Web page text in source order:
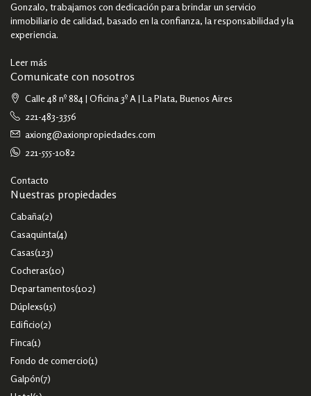
Gonzalo, trabajamos con dedicación para brindar un servicio
inmobiliario de calidad, basado en la confianza, la responsabilidad y la
experiencia.
Leer más
Comunicate con nosotros
Calle 48 nº 884 | Oficina 3º A | La Plata, Buenos Aires
221-483-3356
axiong@axionpropiedades.com
221-555-1082
Contacto
Nuestras propiedades
Cabaña(2)
Casaquinta(4)
Casas(123)
Cocheras(10)
Departamentos(102)
Dúplexs(15)
Edificio(2)
Finca(1)
Fondo de comercio(1)
Galpón(7)